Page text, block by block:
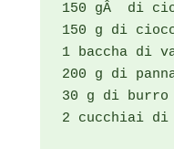
150 gÂ  di
150 g di
1 baccha di
200 g di
30 g di burro
2 cucchiai di